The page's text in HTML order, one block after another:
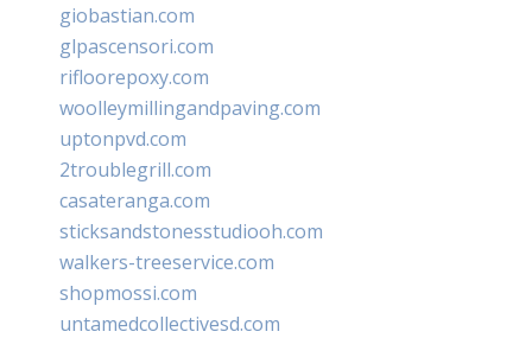
giobastian.com
glpascensori.com
rifloorepoxy.com
woolleymillingandpaving.com
uptonpvd.com
2troublegrill.com
casateranga.com
sticksandstonesstudiooh.com
walkers-treeservice.com
shopmossi.com
untamedcollectivesd.com